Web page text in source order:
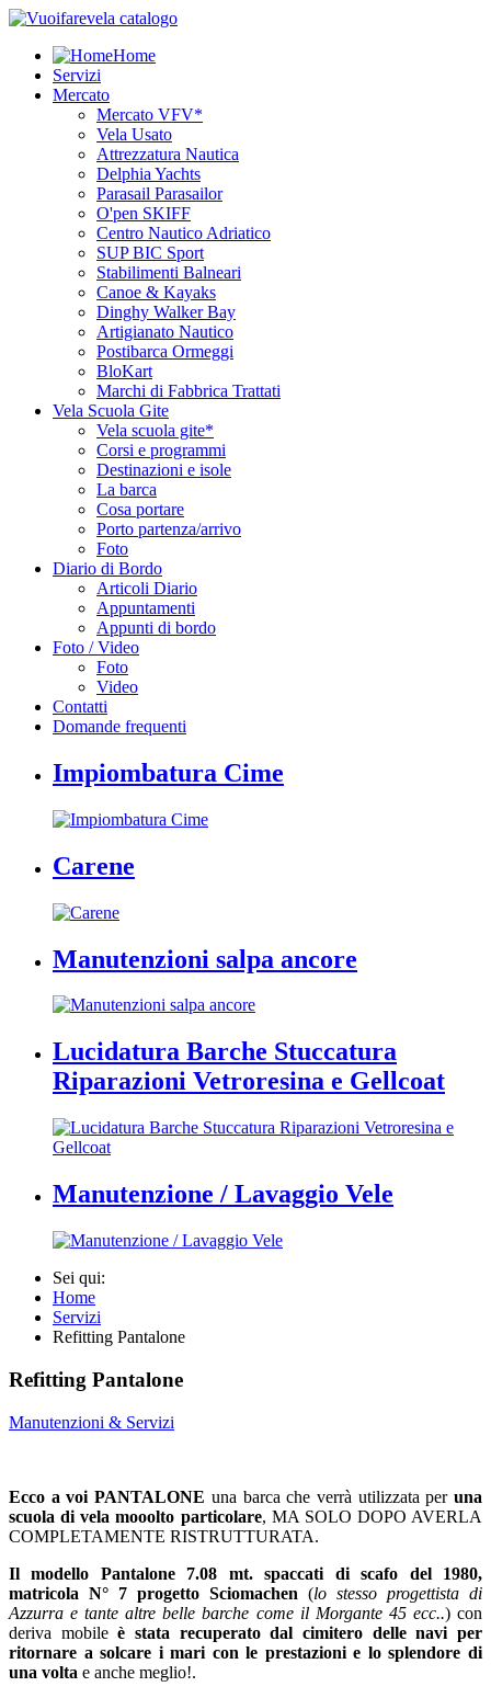
Home
Servizi
Mercato
Mercato VFV*
Vela Usato
Attrezzatura Nautica
Delphia Yachts
Parasail Parasailor
O'pen SKIFF
Centro Nautico Adriatico
SUP BIC Sport
Stabilimenti Balneari
Canoe & Kayaks
Dinghy Walker Bay
Artigianato Nautico
Postibarca Ormeggi
BloKart
Marchi di Fabbrica Trattati
Vela Scuola Gite
Vela scuola gite*
Corsi e programmi
Destinazioni e isole
La barca
Cosa portare
Porto partenza/arrivo
Foto
Diario di Bordo
Articoli Diario
Appuntamenti
Appunti di bordo
Foto / Video
Foto
Video
Contatti
Domande frequenti
Impiombatura Cime
Carene
Manutenzioni salpa ancore
Lucidatura Barche Stuccatura
Riparazioni Vetroresina e Gellcoat
Manutenzione / Lavaggio Vele
Sei qui:
Home
Servizi
Refitting Pantalone
Refitting Pantalone
Manutenzioni & Servizi
Ecco a voi PANTALONE una barca che verrà utilizzata peruna
scuola di vela mooolto particolare, MA SOLO DOPO AVERLA
COMPLETAMENTE RISTRUTTURATA.
Il modello Pantalone 7.08 mt. spaccati di scafo del 1980,
matricola N° 7 progetto Sciomachen (lo stesso progettista di
Azzurra e tante altre belle barche come il Morgante 45 ecc..) con
deriva mobileè stata recuperato dal cimitero delle navi per
ritornare a solcare i mari con le prestazioni e lo splendore di
una volta e anche meglio!.